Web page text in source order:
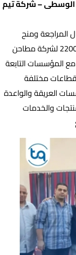
الوسطى – شركة تيم
المراجعة ومنح
شهادات الايزو 14001 والايزو 45001 والايزو 22000 لشركة مطاحن
المؤسسات التابعة
مختلفة
العريقة والواعدة
والخدمات